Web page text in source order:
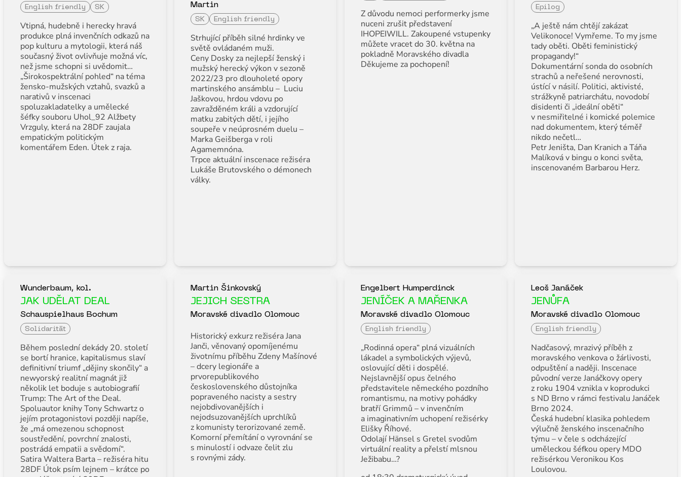
English friendly SK
Vtipná, hudebně i herecky hravá
produkce plná invenčních odkazů na
pop kulturu a mytologii, která náš
současný život ovlivňuje možná víc,
než jsme schopni si uvědomit…
„Širokospektrální pohled“ na téma
žensko-mužských vztahů, svazků a
narativů v inscenaci
spoluzakladatelky a umělecké
šéfky souboru Uhol_92 Alžbety
Vrzguly, která na 28DF zaujala
empatickým politickým
komentářem Eden. Útek z raja.
Martin
SK English friendly
Strhující příběh silné hrdinky ve
světě ovládaném muži.
Ceny Dosky za nejlepší ženský i
mužský herecký výkon v sezoně
2022/23 pro dlouholeté opory
martinského ansámblu – Luciu
Jaškovou, hrdou vdovu po
zavražděném králi a vzdorující
matku zabitých dětí, i jejího
soupeře v neúprosném duelu –
Marka Geišberga v roli
Agamemnóna.
Trpce aktuální inscenace režiséra
Lukáše Brutovského o démonech
války.
Z důvodu nemoci performerky jsme
nuceni zrušit představení
IHOPEIWILL. Zakoupené vstupenky
můžete vracet do 30. května na
pokladně Moravského divadla
Děkujeme za pochopení!
Epilog
„A ještě nám chtějí zakázat
Velikonoce! Vymřeme. To my jsme
tady oběti. Oběti feministický
propagandy!“
Dokumentární sonda do osobních
strachů a neřešené nerovnosti,
ústící v násilí. Politici, aktivisté,
strážkyně patriarchátu, novodobí
disidenti či „ideální oběti“
v nesmiřitelné i komické polemice
nad dokumentem, který téměř
nikdo nečetl…
Petr Jeništa, Dan Kranich a Táňa
Malíková v bingu o konci světa,
inscenovaném Barbarou Herz.
Wunderbaum, kol.
JAK UDĚLAT DEAL
Schauspielhaus Bochum
Solidarität
Během poslední dekády 20. století
se bortí hranice, kapitalismus slaví
definitivní triumf „dějiny skončily“ a
newyorský realitní magnát již
několik let boduje s autobiografií
Trump: The Art of the Deal.
Spoluautor knihy Tony Schwartz o
jejím protagonistovi později napíše,
že „má omezenou schopnost
soustředění, povrchní znalosti,
postrádá empatii a svědomí“.
Satira Waltera Barta – režiséra hitu
28DF Útok psím lejnem – krátce po
Martin Šinkovský
JEJICH SESTRA
Moravské divadlo Olomouc
Historický exkurz režiséra Jana
Janči, věnovaný opomíjenému
životnímu příběhu Zdeny Mašínové
– dcery legionáře a
prvorepublikového
československého důstojníka
popraveného nacisty a sestry
nejobdivovanějších i
nejodsuzovanějších uprchlíků
z komunisty terorizované země.
Komorní přemítání o vyrovnání se
s minulostí i odvaze čelit zlu
s rovnými zády.
Engelbert Humperdinck
JENÍČEK A MAŘENKA
Moravské divadlo Olomouc
English friendly
„Rodinná opera“ plná vizuálních
lákadel a symbolických výjevů,
oslovující děti i dospělé.
Nejslavnější opus čelného
představitele německého pozdního
romantismu, na motivy pohádky
bratří Grimmů – v invenčním
a imaginativním uchopení režisérky
Elišky Říhové.
Odolají Hänsel s Gretel svodům
virtuální reality a přelstí mlsnou
Ježibabu…?
Leoš Janáček
JENŮFA
Moravské divadlo Olomouc
English friendly
Nadčasový, mrazivý příběh z
moravského venkova o žárlivosti,
odpuštění a naději. Inscenace
původní verze Janáčkovy opery
z roku 1904 vznikla v koprodukci
s ND Brno v rámci festivalu Janáček
Brno 2024.
Česká hudební klasika pohledem
výlučně ženského inscenačního
týmu – v čele s odcházející
uměleckou šéfkou opery MDO
režisérkou Veronikou Kos
Loulovou.